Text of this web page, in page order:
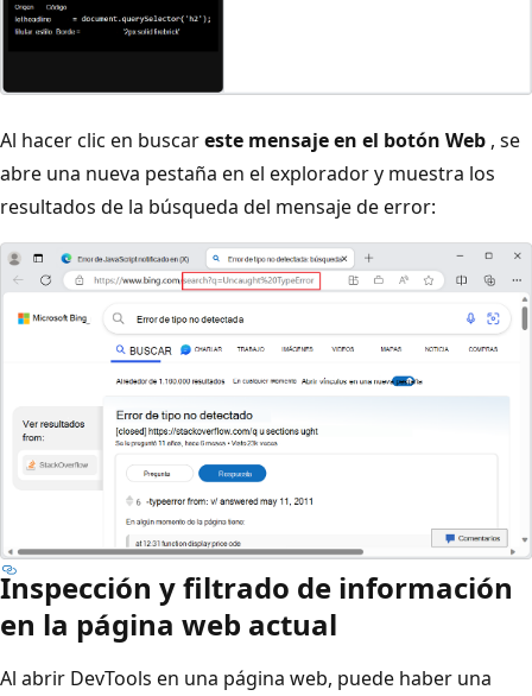
Al hacer clic en buscareste mensaje en el botón Web , se
abre una nueva pestaña en el explorador y muestra los
resultados de la búsqueda del mensaje de error:
Inspección y filtrado de información
en la página web actual
Al abrir DevTools en una página web, puede haber una